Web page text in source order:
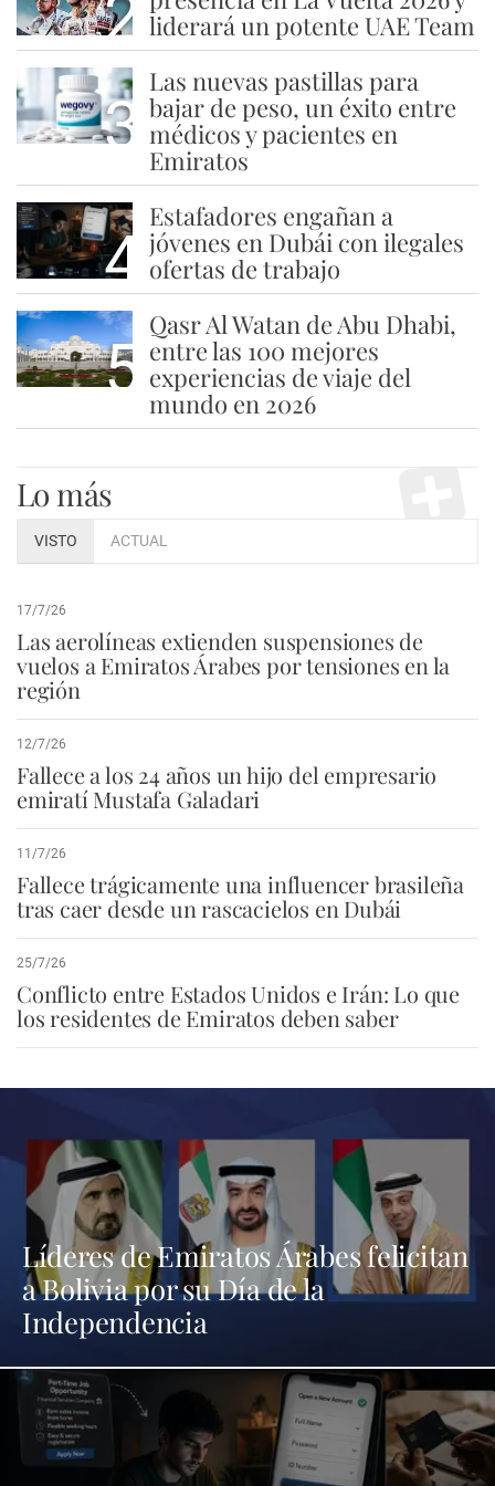
2 liderará un potente UAE Team
3
Las nuevas pastillas para
bajar de peso, un éxito entre
médicos y pacientes en
Emiratos
4
Estafadores engañan a
jóvenes en Dubái con ilegales
ofertas de trabajo
5
Qasr Al Watan de Abu Dhabi,
entre las 100 mejores
experiencias de viaje del
mundo en 2026
Lo más
VISTO ACTUAL
17/7/26
Las aerolíneas extienden suspensiones de
vuelos a Emiratos Árabes por tensiones en la
región
12/7/26
Fallece a los 24 años un hijo del empresario
emiratí Mustafa Galadari
11/7/26
Fallece trágicamente una influencer brasileña
tras caer desde un rascacielos en Dubái
25/7/26
Conflicto entre Estados Unidos e Irán: Lo que
los residentes de Emiratos deben saber
Líderes de Emiratos Árabes felicitan
a Bolivia por su Día de la
Independencia